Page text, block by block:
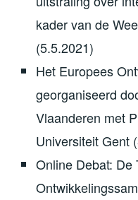
kader van de
(5.5.2021)
Het Europees
georganiseerd
Vlaanderen met
Universiteit Gent
Online Debat: De